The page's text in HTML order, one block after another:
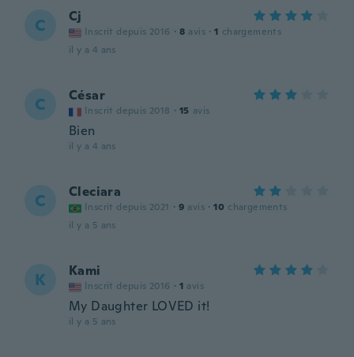
C Cj
Inscrit depuis 2016 · 8 avis · 1 chargements
il y a 4 ans
C César
Inscrit depuis 2018 · 15 avis
Bien
il y a 4 ans
C Cleciara
Inscrit depuis 2021 · 9 avis · 10 chargements
il y a 5 ans
K Kami
Inscrit depuis 2016 · 1 avis
My Daughter LOVED it!
il y a 5 ans